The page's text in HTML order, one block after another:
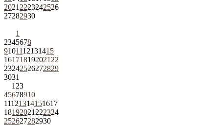
2021 2223242526
27282930
1
2345678
9101112131415
161718192021 22
23242526272829
3031
1 23
45678910
11121314151617
18192021 222324
252627282930